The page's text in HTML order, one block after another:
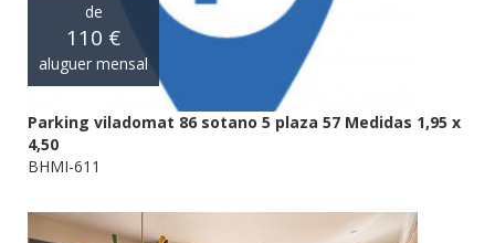
de
110 €
aluguer mensal
Parking viladomat 86 sotano 5 plaza 57 Medidas 1,95 x
4,50
BHMI-611